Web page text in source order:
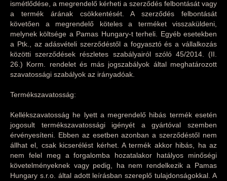
ismétlődése, a megrendelő kérheti a szerződés felbontását vagy
a termék árának csökkentését. A szerződés felbontását
követően a megrendelő köteles a terméket visszaküldeni,
melynek költsége a Pamas Hungary-t terheli. Egyéb esetekben
a Ptk., az adásvételi szerződéstől a fogyasztó és a vállalkozás
közötti szerződések részletes szabályairól szóló 45/2014. (II.
26.) Korm. rendelet és más jogszabályok által meghatározott
szavatossági szabályok az irányadóak.
Termékszavatosság:
Kellékszavatosság he lyett a megrendelő hibás termék esetén
jogosult termékszavatossági igényét a gyártóval szemben
érvényesíteni. Ebben az esetben azonban a szerződéstől nem
állhat el, csak kicserélést kérhet. A termék akkor hibás, ha az
nem felel meg a forgalomba hozatalakor hatályos minőségi
követelményeknek vagy pedig, ha nem rendelkezik a Pamas
Hungary s.r.o. által adott leírásban szereplő tulajdonságokkal. A